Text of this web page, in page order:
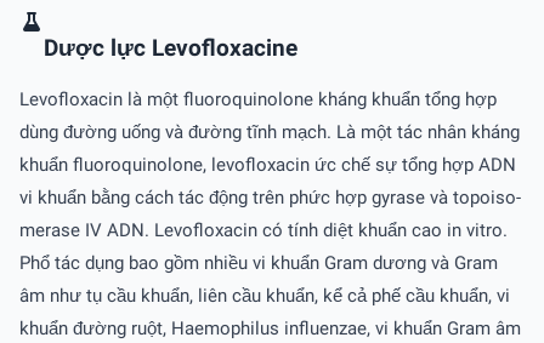
Dược lực Levofloxacine
Levofloxacin là một fluoroquinolone kháng khuẩn tổng hợp
dùng đường uống và đường tĩnh mạch. Là một tác nhân kháng
khuẩn fluoroquinolone, levofloxacin ức chế sự tổng hợp ADN
vi khuẩn bằng cách tác động trên phức hợp gyrase và topoiso-
merase IV ADN. Levofloxacin có tính diệt khuẩn cao in vitro.
Phổ tác dụng bao gồm nhiều vi khuẩn Gram dương và Gram
âm như tụ cầu khuẩn, liên cầu khuẩn, kể cả phế cầu khuẩn, vi
khuẩn đường ruột, Haemophilus influenzae, vi khuẩn Gram âm